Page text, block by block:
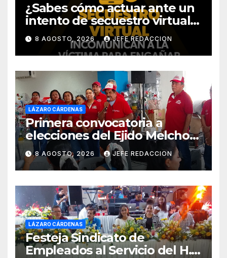
¿Sabes cómo actuar ante un
intento de secuestro virtual?
La SSP te guía para evitarlo
8 AGOSTO, 2026 JEFE REDACCION
LÁZARO CÁRDENAS
Primera convocatoria a
elecciones del Ejido Melchor
Ocampo en Lázaro Cárdenas
el domingo
8 AGOSTO, 2026 JEFE REDACCION
LÁZARO CÁRDENAS
Festeja Sindicato de
Empleados al Servicio del H.